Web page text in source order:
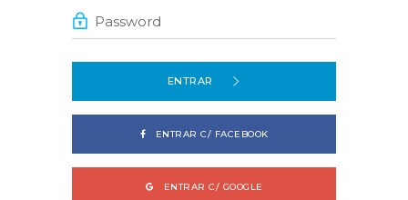
ENTRAR
ENTRAR C/ FACEBOOK
ENTRAR C/ GOOGLE